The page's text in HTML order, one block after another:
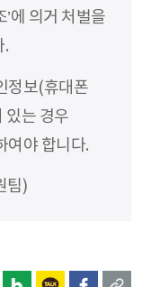
에 의거 처벌을
.
정보(휴대폰
있는 경우
여야 합니다.
팀)